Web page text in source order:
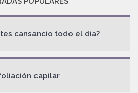
cansancio todo el día?
capilar